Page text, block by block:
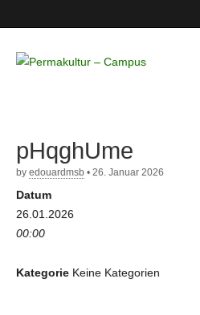
– Campus
pHqghUme
by edouardmsb • 26. Januar 2026
Datum
26.01.2026
00:00
Kategorie Keine Kategorien